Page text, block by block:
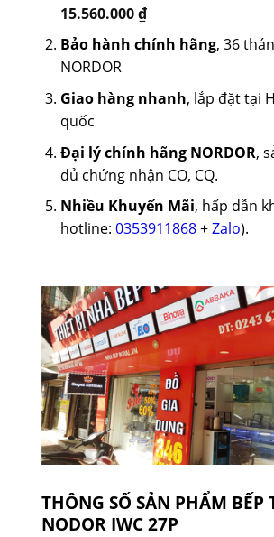
15.560.000₫
Bảo hành chính hãng, 36
NORDOR
Giao hàng nhanh, lắp đặt tại
quốc
Đại lý chính hãng NORDOR,
đủ chứng nhận CO, CQ.
Nhiều Khuyến Mãi, hấp dẫn
hotline: 0353911868+Zalo).
THÔNG SỐ SẢN PHẨM BẾP
NODOR IWC 27P